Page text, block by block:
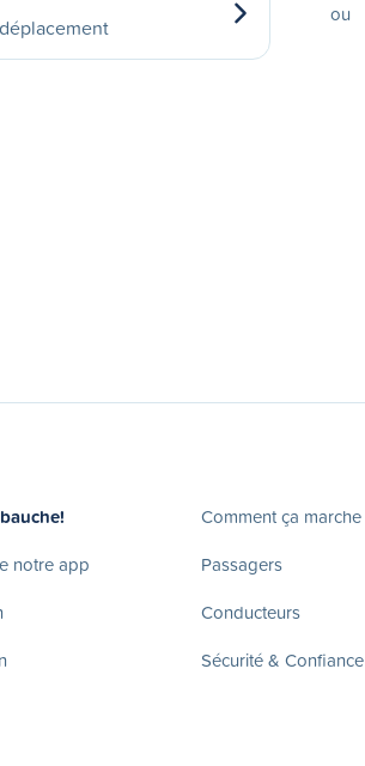
ou
notre app
Comment ça marche
Passagers
Conducteurs
Sécurité & Confiance